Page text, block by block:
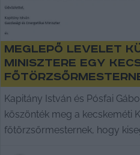
Meglepő levelet
minisztere egy
Kapitány István és Pósfai
köszönték meg a kecskeméti
főtörzsőrmesternek, hogy